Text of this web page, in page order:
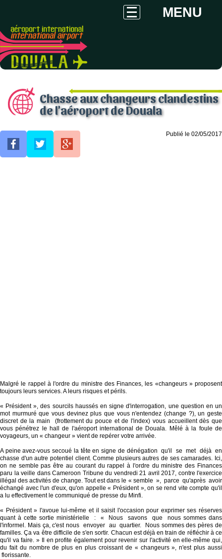
MENU
Chasse aux changeurs clandestins
de l'aéroport de Douala
Publié le 02/05/2017
Malgré le rappel à l'ordre du ministre des Finances, les «changeurs » proposent
toujours leurs services. A leurs risques et périls.
« Président », des sourcils haussés en signe d'interrogation, une question en un
mot murmuré que vous devinez plus que vous n'entendez (change ?), un geste
discret de la main (frottement du pouce et de l'index) vous accueillent dès que
vous pénétrez le hall de l'aéroport international de Douala. Mêlé à la foule de
voyageurs, un « changeur » vient de repérer votre arrivée.
A peine avez-vous secoué la tête en signe de dénégation qu'il se met déjà en
chasse d'un autre potentiel client. Comme plusieurs autres de ses camarades. Ici,
on ne semble pas être au courant du rappel à l'ordre du ministre des Finances
paru la veille dans Cameroon Tribune du vendredi 21 avril 2017, contre l'exercice
illégal des activités de change. Tout est dans le « semble », parce qu'après avoir
échangé avec l'un d'eux, qu'on appelle « Président », on se rend vite compte qu'il
a lu effectivement le communiqué de presse du Minfi.
« Président » l'avoue lui-même et il saisit l'occasion pour exprimer ses réserves
quant à cette sortie ministérielle : « Nous savons que nous sommes dans
l'informel. Mais ça, c'est nous envoyer au quartier. Nous sommes des pères de
familles. Ça va être difficile de s'en sortir. Chacun est déjà en train de réfléchir à ce
qu'il va faire. » Il en profite également pour revenir sur l'activité en elle-même qui,
du fait du nombre de plus en plus croissant de « changeurs », n'est plus aussi
florissante.